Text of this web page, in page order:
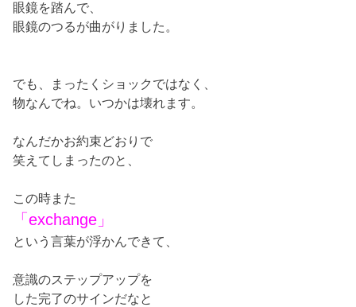
眼鏡を踏んで、
眼鏡のつるが曲がりました。
でも、まったくショックではなく、
物なんでね。いつかは壊れます。
なんだかお約束どおりで
笑えてしまったのと、
この時また
「exchange」
という言葉が浮かんできて、
意識のステップアップを
した完了のサインだなと